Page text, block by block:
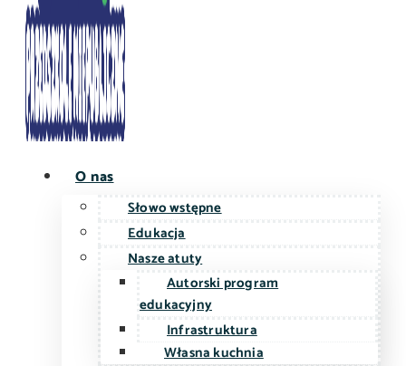
O nas
Słowo wstępne
Edukacja
Nasze atuty
Autorski program
edukacyjny
Infrastruktura
Własna kuchnia